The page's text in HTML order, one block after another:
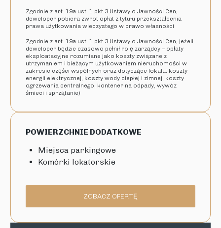
Zgodnie z art. 19a ust. 1 pkt 3 Ustawy o Jawności Cen,
deweloper pobiera zwrot opłat z tytułu przekształcenia
prawa użytkowania wieczystego w prawo własności
Zgodnie z art. 19a ust. 1 pkt 3 Ustawy o Jawności Cen, jeżeli
deweloper będzie czasowo pełnił rolę zarządcy – opłaty
eksploatacyjne rozumiane jako koszty związane z
utrzymaniem i bieżącym użytkowaniem nieruchomości w
zakresie części wspólnych oraz dotyczące lokalu: koszty
energii elektrycznej, koszty wody ciepłej i zimnej, koszty
ogrzewania centralnego, kontener na odpady, wywóz
śmieci i sprzątanie)
POWIERZCHNIE DODATKOWE
Miejsca parkingowe
Komórki lokatorskie
ZOBACZ OFERTĘ